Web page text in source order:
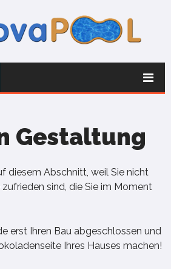
Gestaltung
diesem Abschnitt, weil Sie nicht
sind, die Sie im Moment
erst Ihren Bau abgeschlossen und
Ihres Hauses machen!